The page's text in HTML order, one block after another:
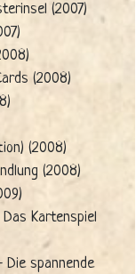
(2007)
(2008)
(2008)
(2008)
Kartenspiel
Die spannende